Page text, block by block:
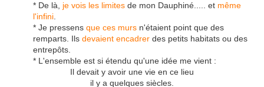
* De là, je vois les limites de mon Dauphiné..... et même
l'infini
* Je pressens que ces murs n'étaient point que des
remparts. Ils devaient encadrer des petits habitats ou des
entrepôts.
* L'ensemble est si étendu qu'une idée me vient :
Il devait y avoir une vie en ce lieu
il y a quelques siècles.